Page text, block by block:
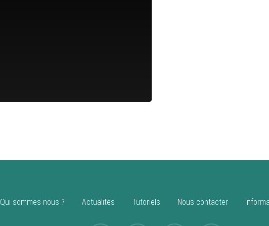
Qui sommes-nous ? Actualités Tutoriels Nous contacter